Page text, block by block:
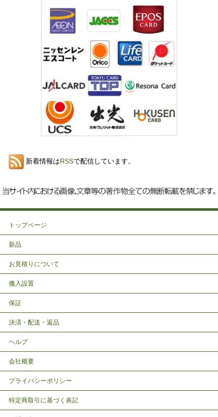
新着情報はRSSで配信しています。
トップページ
新品
お見積りについて
搬入設置
保証
決済・配送・返品
ヘルプ
会社概要
プライバシーポリシー
特定商取引に基づく表記